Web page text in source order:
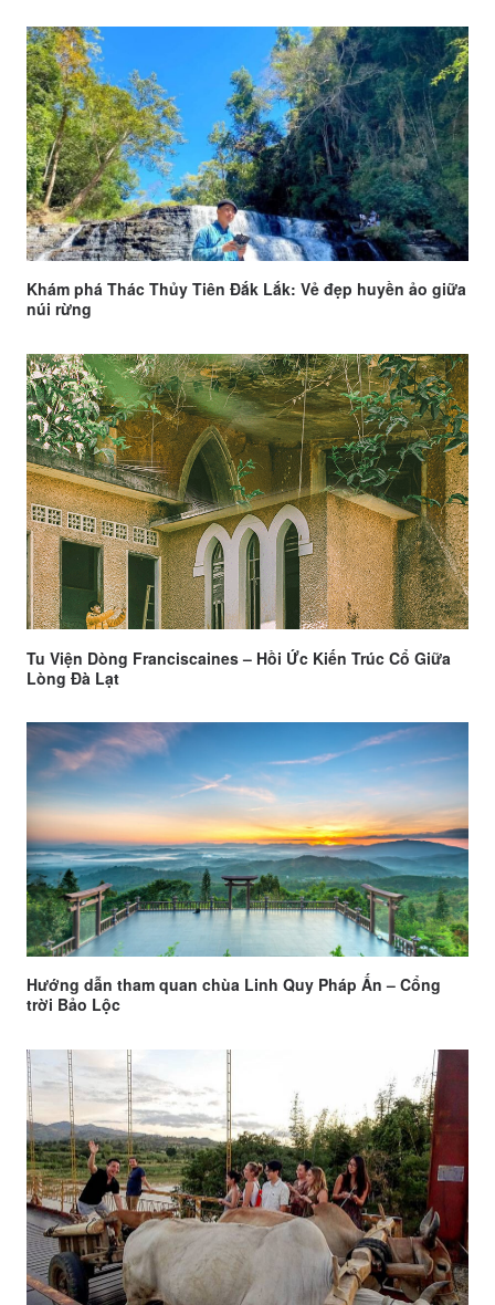
Khám phá Thác Thủy Tiên Đắk Lắk: Vẻ đẹp huyền ảo giữa
núi rừng
Tu Viện Dòng Franciscaines – Hồi Ức Kiến Trúc Cổ Giữa
Lòng Đà Lạt
Hướng dẫn tham quan chùa Linh Quy Pháp Ấn – Cổng
trời Bảo Lộc